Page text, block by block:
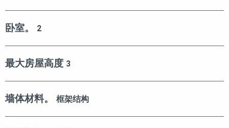
卧室。 2
最大房屋高度 3
墙体材料。 框架结构